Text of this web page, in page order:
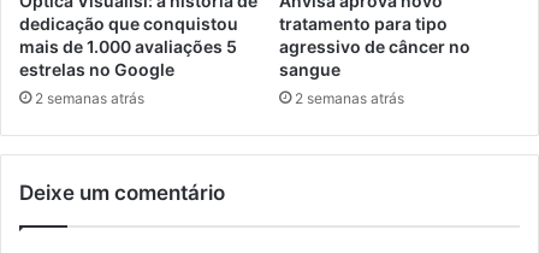
dedicação que conquistou
mais de 1.000 avaliações 5
estrelas no Google
2 semanas atrás
tratamento para tipo
agressivo de câncer no
sangue
2 semanas atrás
Deixe um comentário